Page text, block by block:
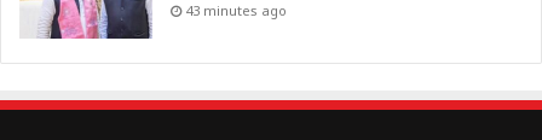
43 minutes ago